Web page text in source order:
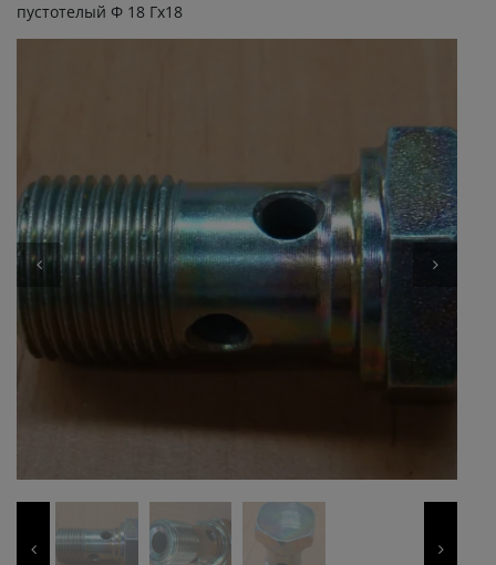
пустотелый Ф 18 Гх18